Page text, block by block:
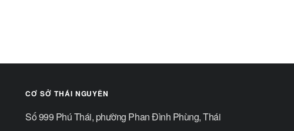
CƠ SỞ THÁI NGUYÊN
Số 999 Phú Thái, phường Phan Đình Phùng, Thái